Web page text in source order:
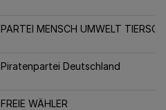
PARTEI MENSCH UMWELT
Piratenpartei Deutschland
FREIE WÄHLER